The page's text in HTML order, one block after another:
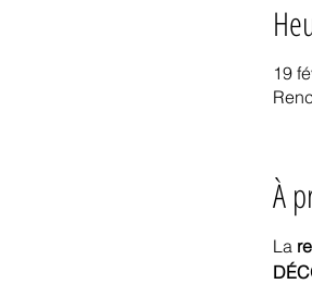
19
À
La